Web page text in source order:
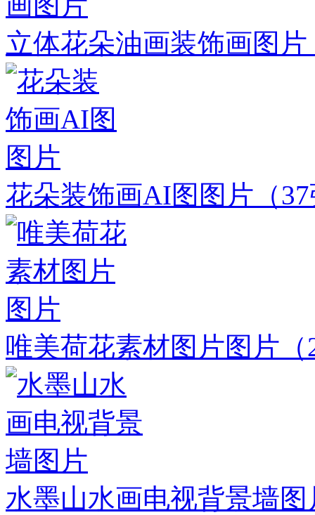
立体花朵油画装饰画图片
花朵装饰画AI图图片 （
唯美荷花素材图片图片
水墨山水画电视背景墙图